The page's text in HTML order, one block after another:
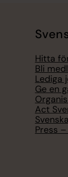
Hitta
Bli
Lediga
Ge en
Act
Press